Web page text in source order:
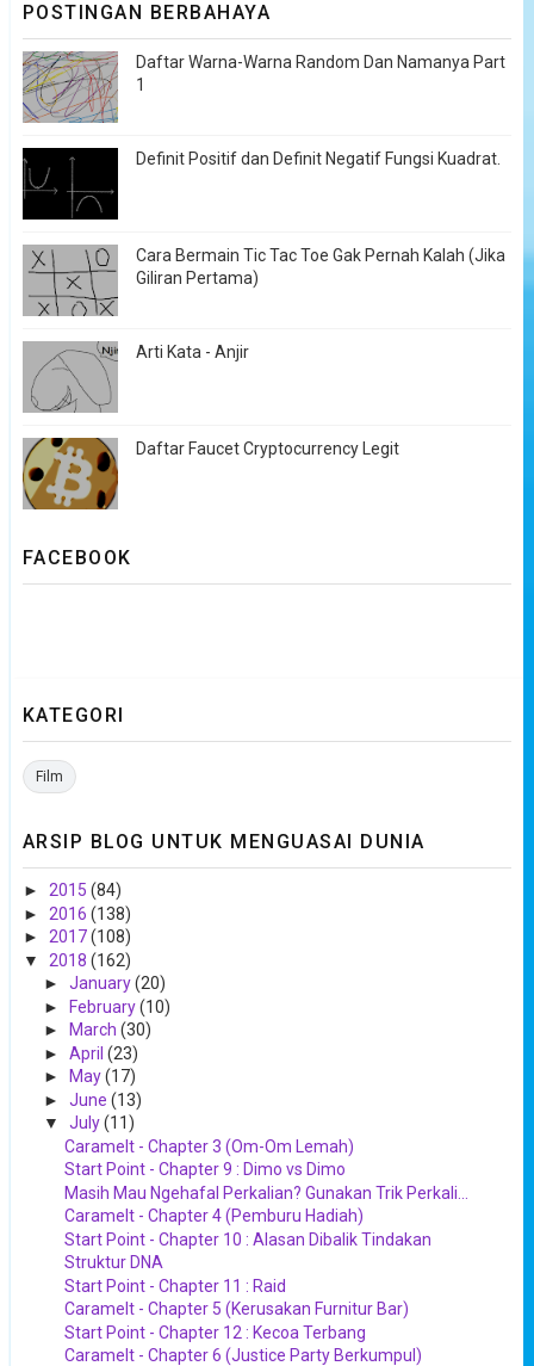
POSTINGAN BERBAHAYA
Daftar Warna-Warna Random Dan Namanya Part
1
Definit Positif dan Definit Negatif Fungsi Kuadrat.
Cara Bermain Tic Tac Toe Gak Pernah Kalah (Jika
Giliran Pertama)
Arti Kata - Anjir
Daftar Faucet Cryptocurrency Legit
FACEBOOK
KATEGORI
Film
ARSIP BLOG UNTUK MENGUASAI DUNIA
► 2015 (84)
► 2016 (138)
► 2017(108)
▼ 2018 (162)
► January(20)
► February(10)
►
March (30)
► April (23)
►
May(17)
► June (13)
▼ July(11)
Caramelt - Chapter 3 (Om-Om Lemah)
Start Point - Chapter 9 : Dimo vs Dimo
Masih Mau Ngehafal Perkalian? Gunakan Trik Perkali...
Caramelt - Chapter 4 (Pemburu Hadiah)
Start Point - Chapter 10 : Alasan Dibalik Tindakan
Struktur DNA
Start Point - Chapter 11 : Raid
Caramelt - Chapter 5 (Kerusakan Furnitur Bar)
Start Point - Chapter 12 : Kecoa Terbang
Caramelt - Chapter 6 (Justice Party Berkumpul)